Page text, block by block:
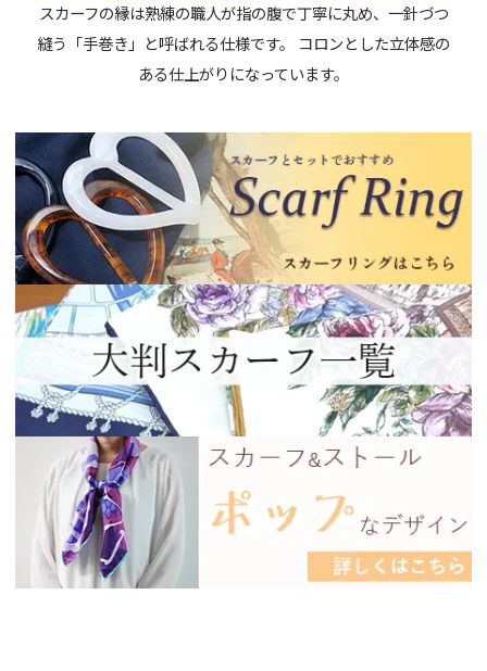
スカーフの縁は熟練の職人が指の腹で丁寧に丸め、一針づつ
縫う「手巻き」と呼ばれる仕様です。 コロンとした立体感の
ある仕上がりになっています。